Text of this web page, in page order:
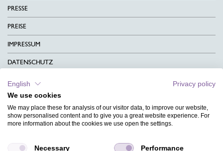
PRESSE
PREISE
IMPRESSUM
DATENSCHUTZ
KONTAKT
AGB
CHARITY
English
Privacy policy
We use cookies
We may place these for analysis of our visitor data, to improve our website,
show personalised content and to give you a great website experience. For
more information about the cookies we use open the settings.
Necessary Performance